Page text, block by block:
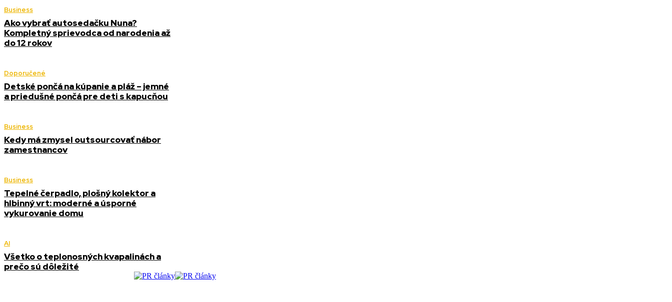
Business
Ako vybrať autosedačku Nuna?
Kompletný sprievodca od narodenia až
do 12 rokov
Doporučené
Detské pončá na kúpanie a pláž – jemné
a priedušné pončá pre deti s kapucňou
Business
Kedy má zmysel outsourcovať nábor
zamestnancov
Business
Tepelné čerpadlo, plošný kolektor a
hlbinný vrt: moderné a úsporné
vykurovanie domu
AI
Všetko o teplonosných kvapalinách a
prečo sú dôležité